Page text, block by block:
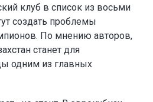
клуб в список из восьми
создать проблемы
По мнению авторов,
станет для
одним из главных